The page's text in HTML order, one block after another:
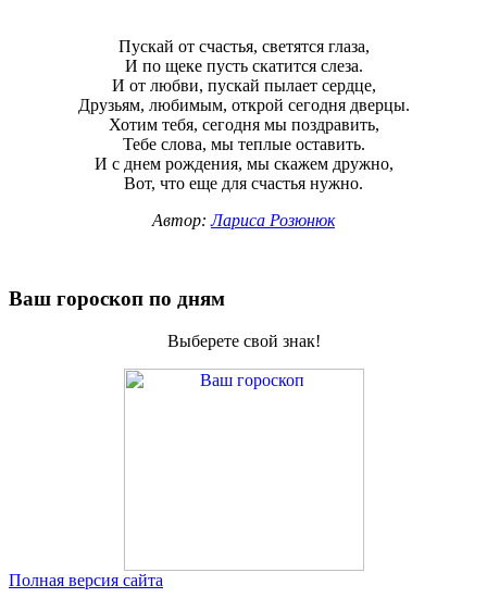
Пускай от счастья, светятся глаза,
И по щеке пусть скатится слеза.
И от любви, пускай пылает сердце,
Друзьям, любимым, открой сегодня дверцы.
Хотим тебя, сегодня мы поздравить,
Тебе слова, мы теплые оставить.
И с днем рождения, мы скажем дружно,
Вот, что еще для счастья нужно.
Автор:Лариса Розюнюк
Ваш гороскоп по дням
Выберете свой знак!
Полная версия сайта